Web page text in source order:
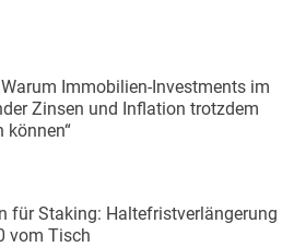
Immobilien-Investments im
Zinsen und Inflation trotzdem
können“
für Staking: Haltefristverlängerung
vom Tisch